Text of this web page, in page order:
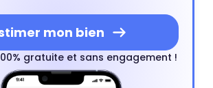
mon bien
gratuite et sans engagement !